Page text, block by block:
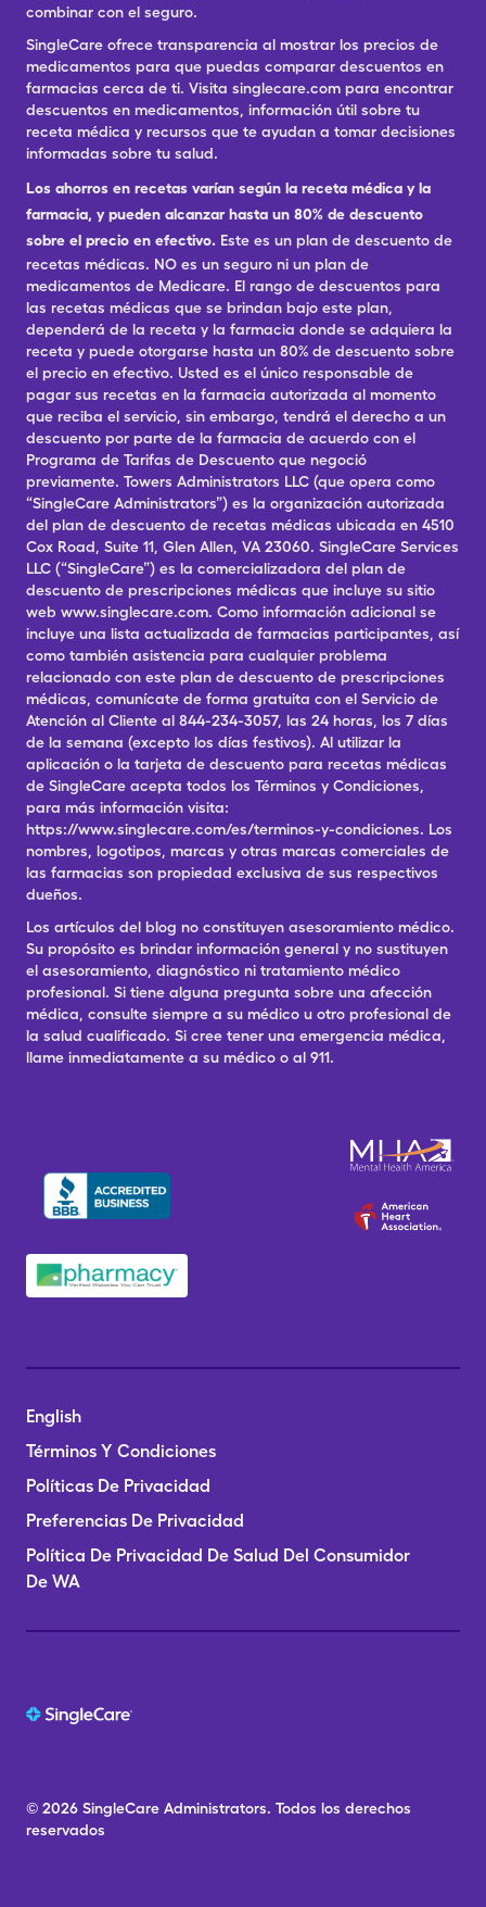
combinar con el seguro.
SingleCare ofrece transparencia al mostrar los precios de
medicamentos para que puedas comparar descuentos en
farmacias cerca de ti. Visita singlecare.com para encontrar
descuentos en medicamentos, información útil sobre tu
receta médica y recursos que te ayudan a tomar decisiones
informadas sobre tu salud.
Los ahorros en recetas varían según la receta médica y la
farmacia, y pueden alcanzar hasta un 80% de descuento
sobre el precio en efectivo. Este es un plan de descuento de
recetas médicas. NO es un seguro ni un plan de
medicamentos de Medicare. El rango de descuentos para
las recetas médicas que se brindan bajo este plan,
dependerá de la receta y la farmacia donde se adquiera la
receta y puede otorgarse hasta un 80% de descuento sobre
el precio en efectivo. Usted es el único responsable de
pagar sus recetas en la farmacia autorizada al momento
que reciba el servicio, sin embargo, tendrá el derecho a un
descuento por parte de la farmacia de acuerdo con el
Programa de Tarifas de Descuento que negoció
previamente. Towers Administrators LLC (que opera como
“SingleCare Administrators”) es la organización autorizada
del plan de descuento de recetas médicas ubicada en 4510
Cox Road, Suite 11, Glen Allen, VA 23060. SingleCare Services
LLC (“SingleCare”) es la comercializadora del plan de
descuento de prescripciones médicas que incluye su sitio
web www.singlecare.com. Como información adicional se
incluye una lista actualizada de farmacias participantes, así
como también asistencia para cualquier problema
relacionado con este plan de descuento de prescripciones
médicas, comunícate de forma gratuita con el Servicio de
Atención al Cliente al 844-234-3057, las 24 horas, los 7 días
de la semana (excepto los días festivos). Al utilizar la
aplicación o la tarjeta de descuento para recetas médicas
de SingleCare acepta todos los Términos y Condiciones,
para más información visita:
https://www.singlecare.com/es/terminos-y-condiciones. Los
nombres, logotipos, marcas y otras marcas comerciales de
las farmacias son propiedad exclusiva de sus respectivos
dueños.
Los artículos del blog no constituyen asesoramiento médico.
Su propósito es brindar información general y no sustituyen
el asesoramiento, diagnóstico ni tratamiento médico
profesional. Si tiene alguna pregunta sobre una afección
médica, consulte siempre a su médico u otro profesional de
la salud cualificado. Si cree tener una emergencia médica,
llame inmediatamente a su médico o al 911.
English
Términos Y Condiciones
Políticas De Privacidad
Preferencias De Privacidad
Política De Privacidad De Salud Del Consumidor
De WA
© 2026 SingleCare Administrators. Todos los derechos
reservados